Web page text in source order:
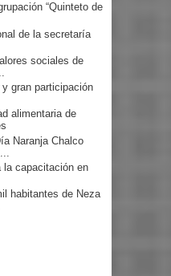
“Quinteto de
de la secretaría
sociales de
gran participación
alimentaria de
Naranja Chalco
capacitación en
habitantes de Neza